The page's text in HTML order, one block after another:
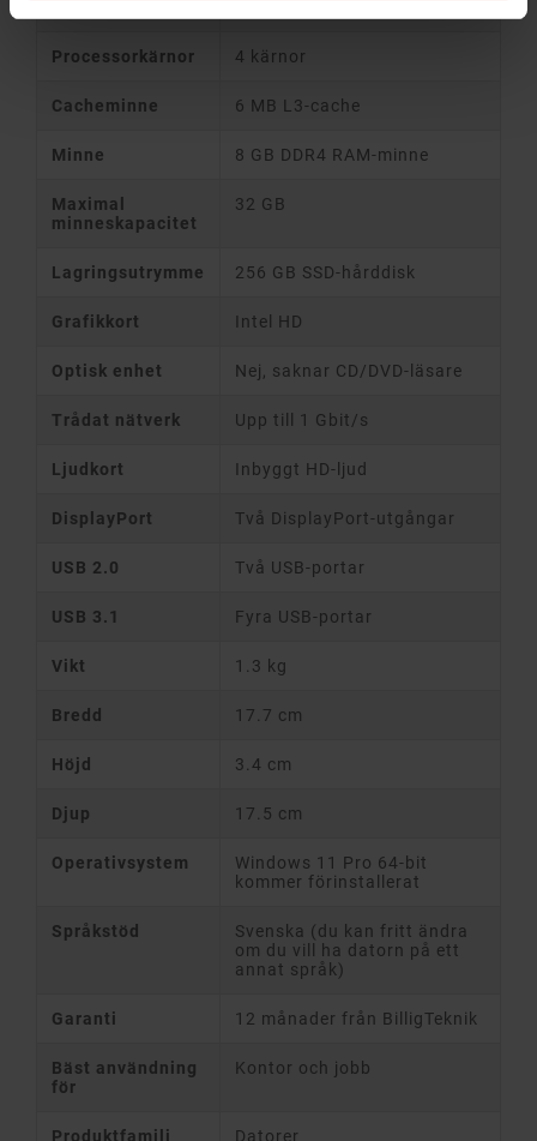
Processorkärnor 4 kärnor
Cacheminne 6 MB L3-cache
Minne 8 GB DDR4 RAM-minne
Maximal
minneskapacitet
32 GB
Lagringsutrymme 256 GB SSD-hårddisk
Grafikkort Intel HD
Optisk enhet Nej, saknar CD/DVD-läsare
Trådat nätverk Upp till 1 Gbit/s
Ljudkort Inbyggt HD-ljud
DisplayPort Två DisplayPort-utgångar
USB 2.0 Två USB-portar
USB 3.1 Fyra USB-portar
Vikt 1.3 kg
Bredd 17.7 cm
Höjd 3.4 cm
Djup 17.5 cm
Operativsystem
Windows 11 Pro 64-bit
kommer förinstallerat
Språkstöd
Svenska (du kan fritt ändra
om du vill ha datorn på ett
annat språk)
Garanti 12 månader från BilligTeknik
Bäst användning
för
Kontor och jobb
Produktfamilj Datorer